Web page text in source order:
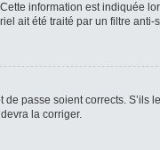
information est indiquée
ait été traité par un filtre
passe soient corrects.
la corriger.